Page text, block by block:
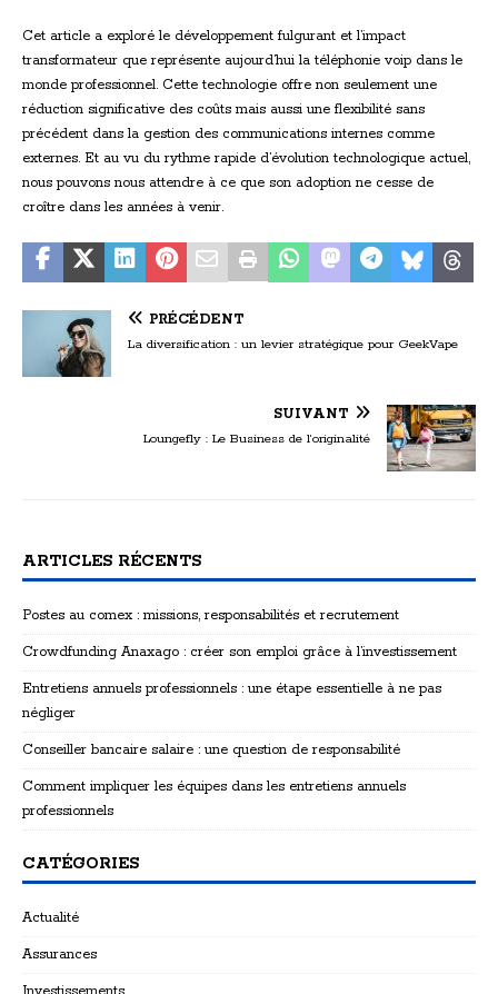
Cet article a exploré le développement fulgurant et l’impact
transformateur que représente aujourd’hui la téléphonie voip dans le
monde professionnel. Cette technologie offre non seulement une
réduction significative des coûts mais aussi une flexibilité sans
précédent dans la gestion des communications internes comme
externes. Et au vu du rythme rapide d’évolution technologique actuel,
nous pouvons nous attendre à ce que son adoption ne cesse de
croître dans les années à venir.
PRÉCÉDENT
La diversification : un levier stratégique pour GeekVape
SUIVANT
Loungefly : Le Business de l’originalité
ARTICLES RÉCENTS
Postes au comex : missions, responsabilités et recrutement
Crowdfunding Anaxago : créer son emploi grâce à l’investissement
Entretiens annuels professionnels : une étape essentielle à ne pas
négliger
Conseiller bancaire salaire : une question de responsabilité
Comment impliquer les équipes dans les entretiens annuels
professionnels
CATÉGORIES
Actualité
Assurances